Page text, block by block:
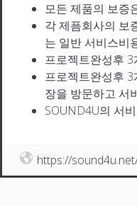
모든 제품의 보증
각 제픔회사의 보
는 일반 서비스비
프로젝트완성후
프로젝트완성후
장을 방문하고 서
SOUND4U의 서
https://